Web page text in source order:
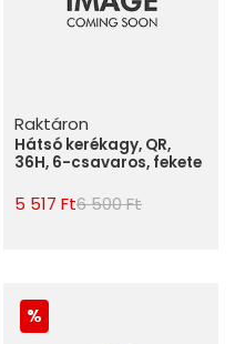
Raktáron
Hátsó kerékagy, QR,
36H, 6-csavaros, fekete
5 517 Ft6 500 Ft